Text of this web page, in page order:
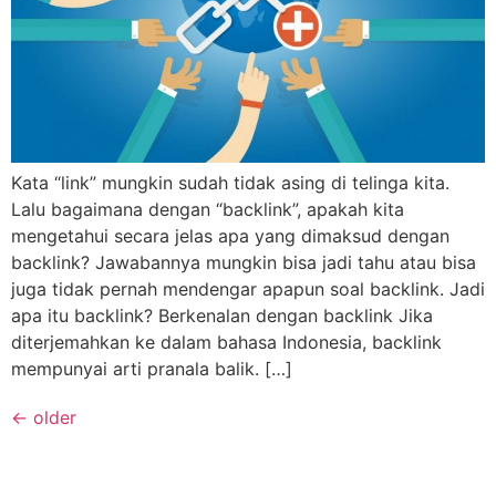
Kata “link” mungkin sudah tidak asing di telinga kita.
Lalu bagaimana dengan “backlink”, apakah kita
mengetahui secara jelas apa yang dimaksud dengan
backlink? Jawabannya mungkin bisa jadi tahu atau bisa
juga tidak pernah mendengar apapun soal backlink. Jadi
apa itu backlink? Berkenalan dengan backlink Jika
diterjemahkan ke dalam bahasa Indonesia, backlink
mempunyai arti pranala balik. […]
← older